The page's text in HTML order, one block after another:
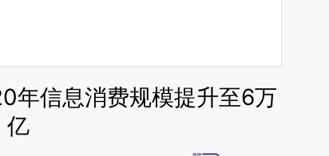
年信息消费规模提升至6万
亿